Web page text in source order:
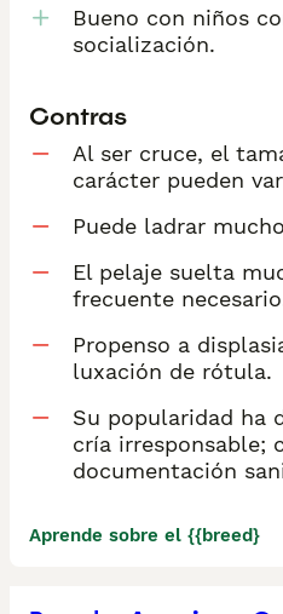
Bueno con niños
socialización.
Contras
Al ser cruce, el
carácter pueden
Puede ladrar
El pelaje suelta
frecuente
Propenso a
luxación de rótula.
Su popularidad ha
cría irresponsable;
documentación
Aprende sobre el {{breed}